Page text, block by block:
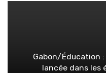
Gabon/Éducation
lancée dans les